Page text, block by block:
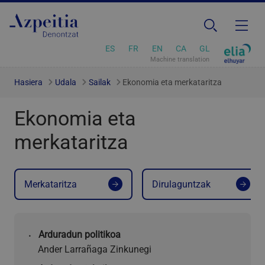
ES FR EN CA GL
Machine translation
Hasiera Udala Sailak Ekonomia eta merkataritza
Ekonomia eta
merkataritza
Arduradun politikoa
Ander Larrañaga Zinkunegi
Merkataritza Dirulaguntzak